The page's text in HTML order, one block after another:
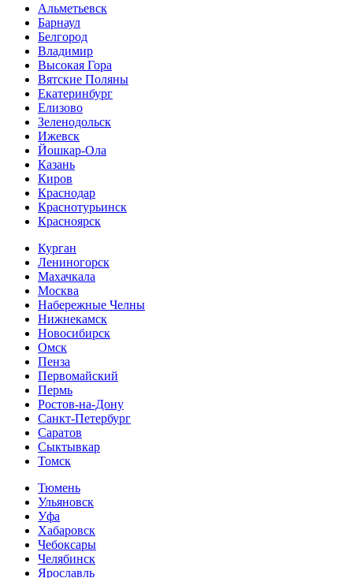
Альметьевск
Барнаул
Белгород
Владимир
Высокая Гора
Вятские Поляны
Екатеринбург
Елизово
Зеленодольск
Ижевск
Йошкар-Ола
Казань
Киров
Краснодар
Краснотурьинск
Красноярск
Курган
Лениногорск
Махачкала
Москва
Набережные Челны
Нижнекамск
Новосибирск
Омск
Пенза
Первомайский
Пермь
Ростов-на-Дону
Санкт-Петербург
Саратов
Сыктывкар
Томск
Тюмень
Ульяновск
Уфа
Хабаровск
Чебоксары
Челябинск
Ярославль